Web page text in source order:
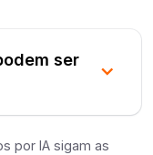
ser
por IA sigam as